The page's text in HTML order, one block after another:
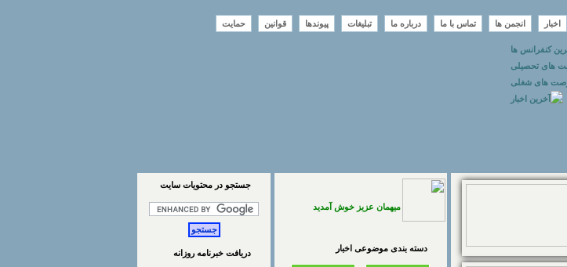
اخبار انجمن ها تماس با ما درباره ما تبلیغات پیوندها قوانین حمایت
میهمان عزیز خوش آمدید
دسته بندی موضوعی اخبار
جستجو در محتويات سايت
دریافت خبرنامه روزانه